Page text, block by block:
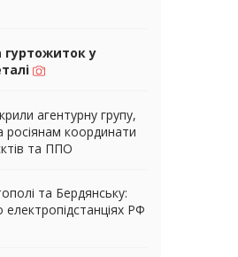
гуртожиток у
агентурну групу,
росіянам координати
та ППО
та Бердянську:
РФ